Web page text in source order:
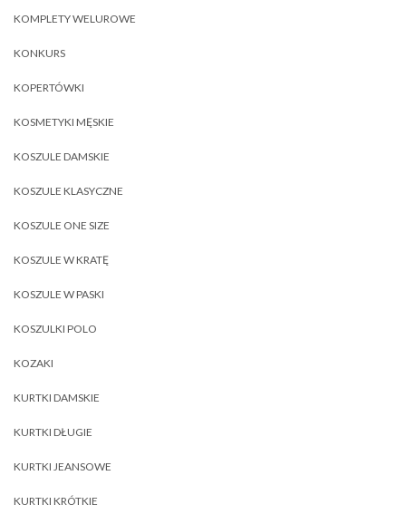
KOMPLETY WELUROWE
KONKURS
KOPERTÓWKI
KOSMETYKI MĘSKIE
KOSZULE DAMSKIE
KOSZULE KLASYCZNE
KOSZULE ONE SIZE
KOSZULE W KRATĘ
KOSZULE W PASKI
KOSZULKI POLO
KOZAKI
KURTKI DAMSKIE
KURTKI DŁUGIE
KURTKI JEANSOWE
KURTKI KRÓTKIE